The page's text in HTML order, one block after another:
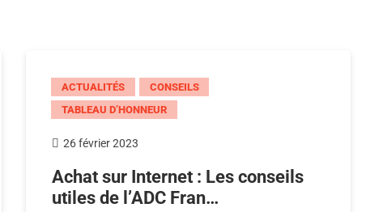
ACTUALITÉS
CONSEILS
TABLEAU D’HONNEUR
26 février 2023
Achat sur Internet : Les conseils
utiles de l’ADC Fran…